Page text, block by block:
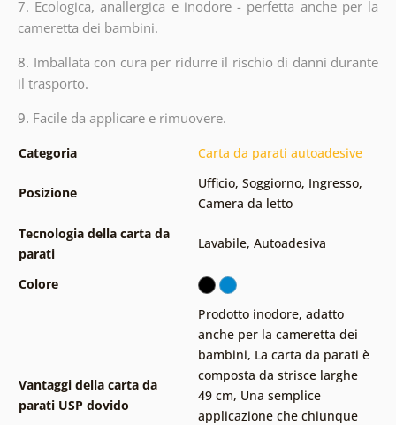
7. Ecologica, anallergica e inodore - perfetta anche per la
cameretta dei bambini.
8. Imballata con cura per ridurre il rischio di danni durante
il trasporto.
9. Facile da applicare e rimuovere.
Categoria Carta da parati autoadesive
Posizione
Ufficio, Soggiorno, Ingresso,
Camera da letto
Tecnologia della carta da
parati
Lavabile, Autoadesiva
Colore
Vantaggi della carta da
parati USP dovido
Prodotto inodore, adatto
anche per la cameretta dei
bambini, La carta da parati è
composta da strisce larghe
49 cm, Una semplice
applicazione che chiunque